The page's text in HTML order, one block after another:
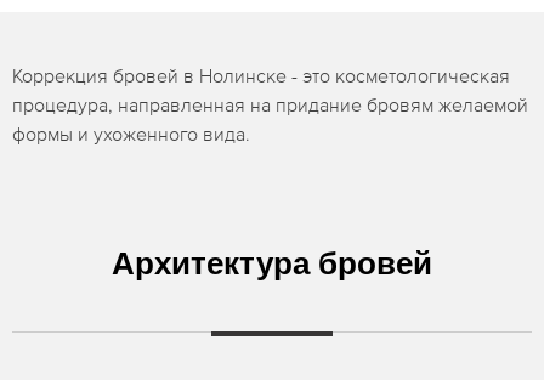
Коррекция бровей в Нолинске - это косметологическая
процедура, направленная на придание бровям желаемой
формы и ухоженного вида.
Архитектура бровей